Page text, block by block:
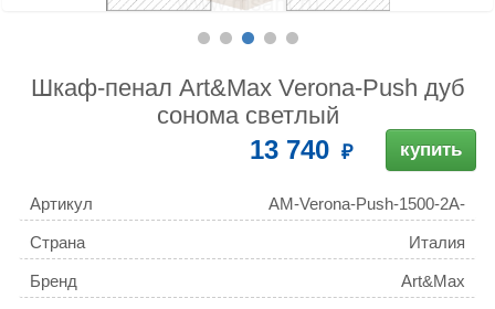
Шкаф-пенал Art&Max Verona-Push дуб
сонома светлый
13 740 купить
Артикул
AM-Verona-Push-1500-2A-
SC-RS-TS
Страна
Италия
Бренд Art&Max